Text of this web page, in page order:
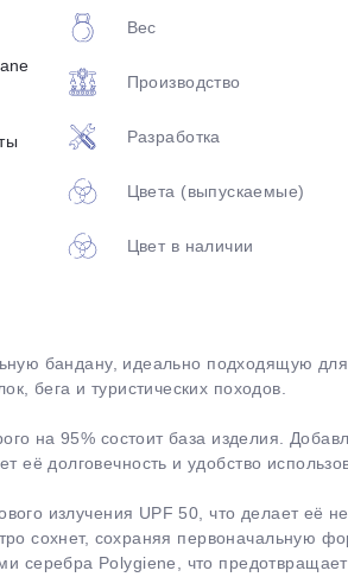
Вес
Производство
Разработка
Цвета (выпускаемые)
Цвет в наличии
бандану, идеально подходящую
бега и туристических походов.
на 95% состоит база изделия.
долговечность и удобство
излучения UPF 50, что делает её
сохнет, сохраняя первоначальную
Polygiene, что
вопросы?
302-02-51
plait.ru